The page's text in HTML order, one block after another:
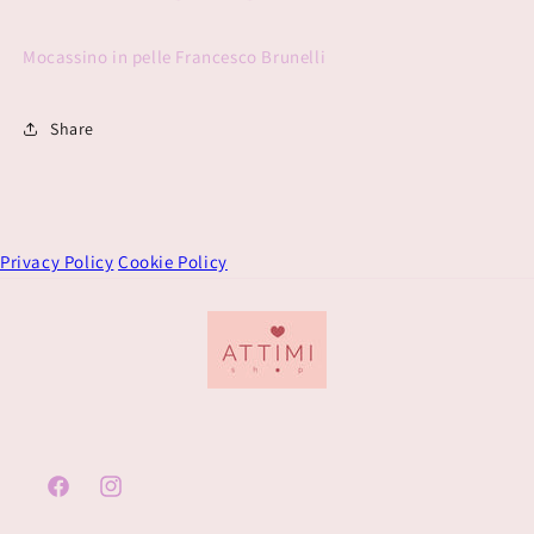
Mocassino in pelle Francesco Brunelli
Share
Privacy Policy Cookie Policy
FacebookInstagram